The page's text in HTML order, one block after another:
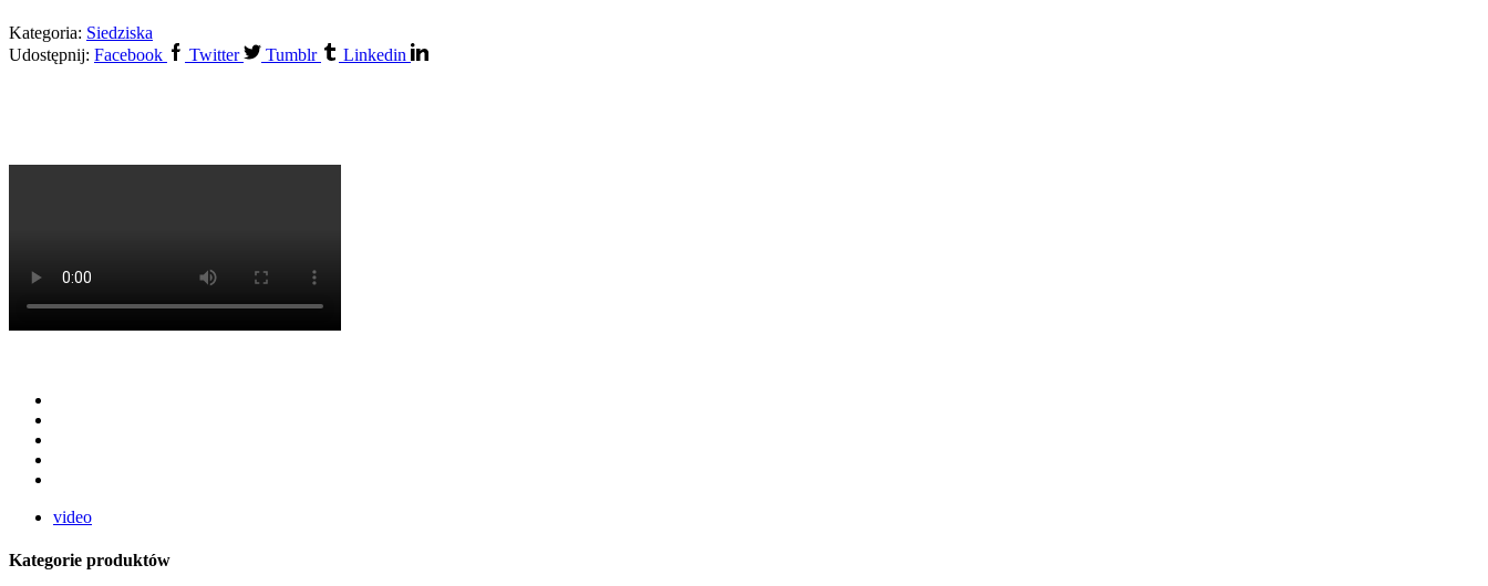
Kategoria: Siedziska
Udostępnij: Facebook Twitter Tumblr Linkedin
video
Kategorie produktów